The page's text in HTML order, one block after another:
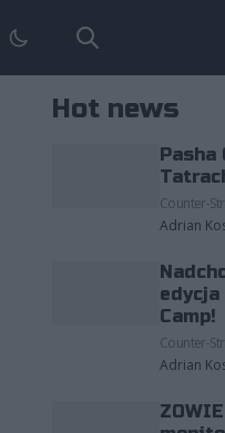
Hot news
Pasha
Counter-
Adrian
edycja
Camp!
Counter-
Adrian